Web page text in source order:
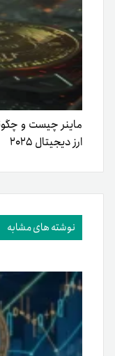
ماینر چیست و
ارز دیجیتال ۲۰۲۵
نوشته های مشابه